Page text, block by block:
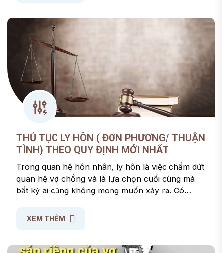
THỦ TỤC LY HÔN ( ĐƠN PHƯƠNG/ THUẬN
TÌNH) THEO QUY ĐỊNH MỚI NHẤT
Trong quan hệ hôn nhân, ly hôn là việc chấm dứt
quan hệ vợ chồng và là lựa chọn cuối cùng mà
bất kỳ ai cũng không mong muốn xảy ra. Có
hôn cần những gì? Dưới đây lsviet sẽ hướng dẫn
XEM THÊM